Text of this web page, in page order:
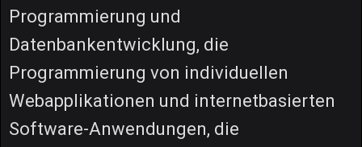
Programmierung und
Datenbankentwicklung, die
Programmierung von individuellen
Webapplikationen und internetbasierten
Software-Anwendungen, die